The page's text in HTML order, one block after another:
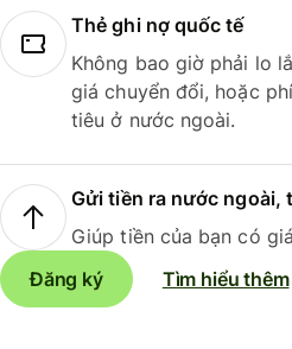
Thẻ ghi nợ quốc tế
Không bao giờ phải lo
giá chuyển đổi, hoặc
tiêu ở nước ngoài.
Gửi tiền ra nước ngoài,
Giúp tiền của bạn có
Đăng ký
Tìm hiểu thêm